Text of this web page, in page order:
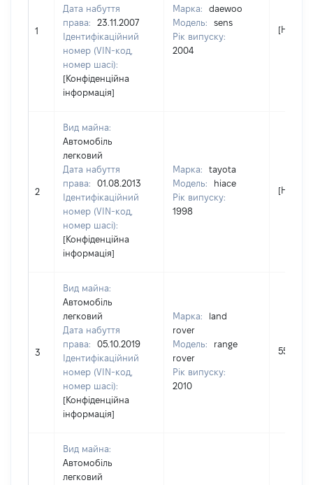
1
Дата набуття
права:
23.11.2007
Ідентифікаційний
номер (VIN-код,
номер шасі):
[Конфіденційна
інформація]
Марка:
daewoo
Модель:
sens
Рік випуску:
2004
[Не
2
Вид майна:
Автомобіль
легковий
Дата набуття
права:
01.08.2013
Ідентифікаційний
номер (VIN-код,
номер шасі):
[Конфіденційна
інформація]
Марка:
tayota
Модель:
hiace
Рік випуску:
1998
[Не
3
Вид майна:
Автомобіль
легковий
Дата набуття
права:
05.10.2019
Ідентифікаційний
номер (VIN-код,
номер шасі):
[Конфіденційна
інформація]
Марка:
land
rover
Модель:
range
rover
Рік випуску:
2010
550000
Вид майна:
Автомобіль
легковий